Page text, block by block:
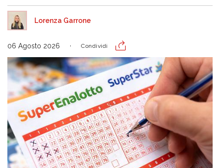
Lorenza Garrone
06 Agosto 2026 Condividi